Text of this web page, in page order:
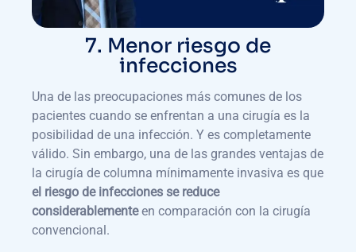
7. Menor riesgo de
infecciones
Una de las preocupaciones más comunes de los
pacientes cuando se enfrentan a una cirugía es la
posibilidad de una infección. Y es completamente
válido. Sin embargo, una de las grandes ventajas de
la cirugía de columna mínimamente invasiva es que
el riesgo de infecciones se reduce
considerablementeen comparación con la cirugía
convencional.